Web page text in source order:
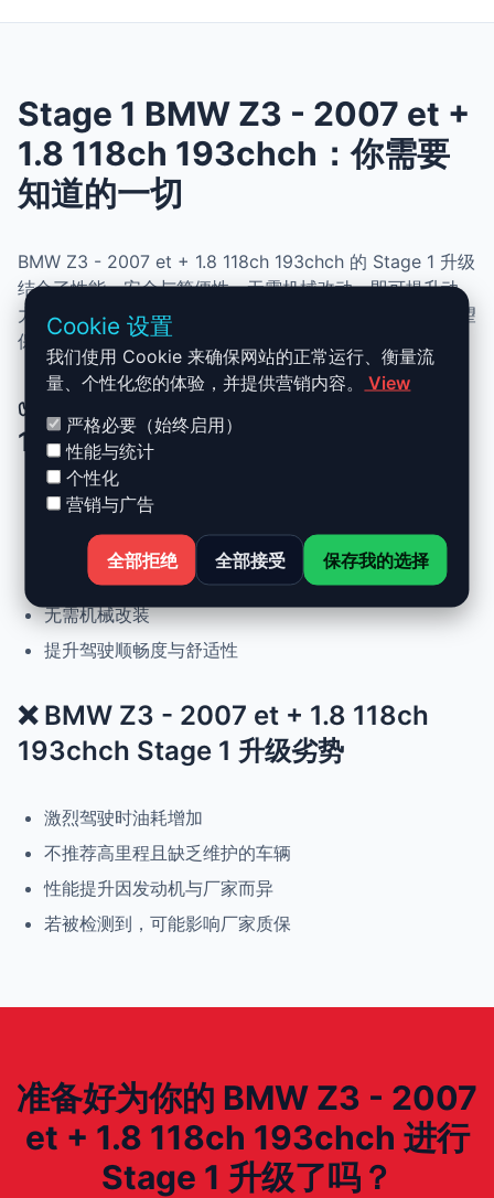
Stage 1 BMW Z3 - 2007 et +
1.8 118ch 193chch：你需要
知道的一切
BMW Z3 - 2007 et + 1.8 118ch 193chch 的 Stage 1 升级
结合了性能、安全与简便性。无需机械改动，即可提升动
力、扭矩并优化油耗。非常适合追求更灵敏驾驶体验且希望
保持原厂可靠性的车主。
✅ BMW Z3 - 2007 et + 1.8 118ch
193chch Stage 1 升级优势
动力提升高达 +30%，扭矩提升 +25%
正常驾驶下优化油耗
可随时恢复原厂设置
无需机械改装
提升驾驶顺畅度与舒适性
❌ BMW Z3 - 2007 et + 1.8 118ch
193chch Stage 1 升级劣势
激烈驾驶时油耗增加
不推荐高里程且缺乏维护的车辆
性能提升因发动机与厂家而异
若被检测到，可能影响厂家质保
准备好为你的 BMW Z3 - 2007
et + 1.8 118ch 193chch 进行
Stage 1 升级了吗？
Cookie 设置
我们使用 Cookie 来确保网站的正常运行、衡量流
量、个性化您的体验，并提供营销内容。
View
严格必要（始终启用）
性能与统计
个性化
营销与广告
全部拒绝 全部接受 保存我的选择